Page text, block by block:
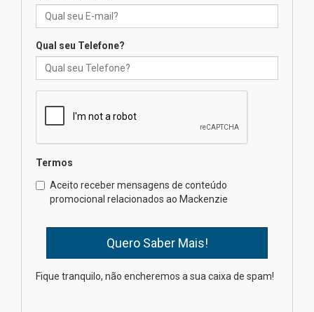
Professora do Mackenzie é
finalista do Prêmio Jabuti com
04.08.2026
internacionais
03.08.2026
Oncologista do HUEM ressalta
importância da prevenção e
diagnóstico precoce do câncer
de pulmão
Qual seu Telefone?
Termos
Aceito receber mensagens de conteúdo
promocional relacionados ao Mackenzie
Fique tranquilo, não encheremos a sua caixa de spam!